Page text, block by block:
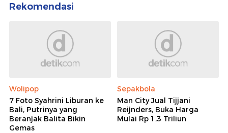
Rekomendasi
Wolipop
7 Foto Syahrini Liburan ke
Bali, Putrinya yang
Beranjak Balita Bikin
Gemas
Sepakbola
Man City Jual Tijjani
Reijnders, Buka Harga
Mulai Rp 1,3 Triliun